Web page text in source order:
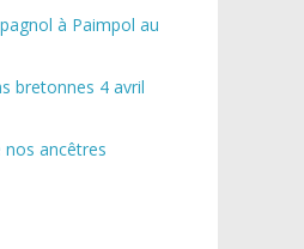
à Paimpol au
bretonnes 4 avril
nos ancêtres